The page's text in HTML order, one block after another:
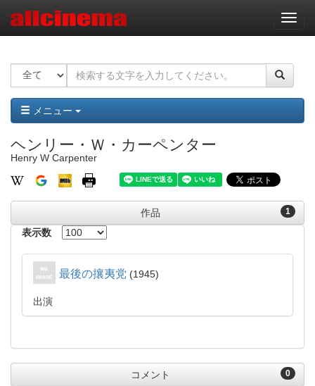
ナ
ビ
ー
ョ
ン
メニュー
ヘンリー・Ｗ・カーペンター
Henry W Carpenter
1
作品
表示数
最後の攘夷党 1945
出演
0
コメント